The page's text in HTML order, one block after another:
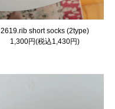
2619.rib short socks (2type)
1,300円(税込1,430円)